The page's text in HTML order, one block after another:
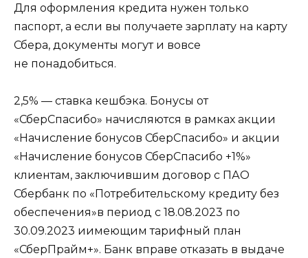
Для оформления кредита нужен только
паспорт, а если вы получаете зарплату на карту
Сбера, документы могут и вовсе
не понадобиться.
2,5% — ставка кешбэка. Бонусы от
«СберСпасибо» начисляются в рамках акции
«Начисление бонусов СберСпасибо» и акции
«Начисление бонусов СберСпасибо +1%»
клиентам, заключившим договор с ПАО
Сбербанк по «Потребительскому кредиту без
обеспечения»в период с 18.08.2023 по
30.09.2023 иимеющим тарифный план
«СберПрайм+». Банк вправе отказать в выдаче